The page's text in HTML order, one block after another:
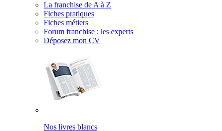
La franchise de A à Z
Fiches pratiques
Fiches métiers
Forum franchise : les experts
Déposez mon CV
Nos livres blancs